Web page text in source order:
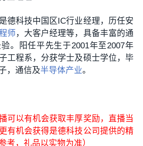
德科技中国区IC行业经理，历任安
师 ，大客户经理等，具备丰富的通
。阳任平先生于2001年至2007年
工程系，分获学士及硕士学位，毕
，通信及半导体产业。
可以有机会获取丰厚奖励，直播当
有机会获得是德科技公司提供的精
考，礼品以实物为准）